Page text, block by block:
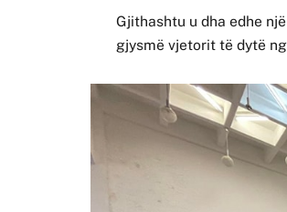
Gjithashtu u dha edhe
gjysmë vjetorit të dytë